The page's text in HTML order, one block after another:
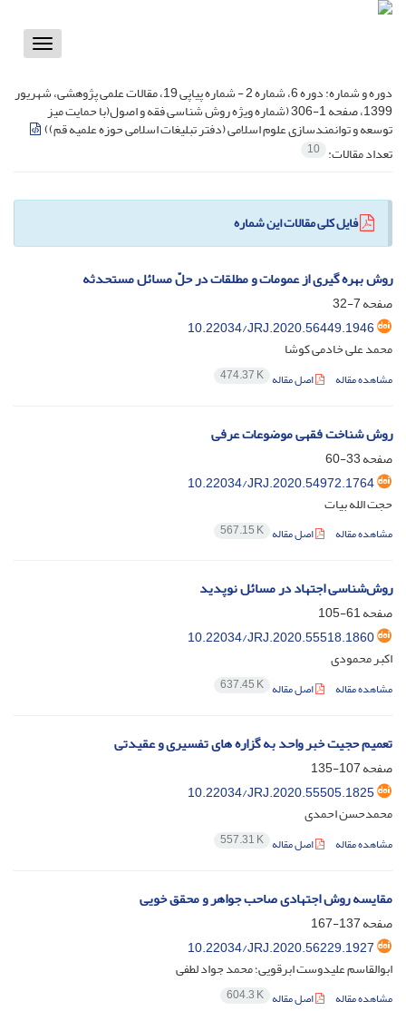
Toggle
دوره و شماره:
دوره 6، شماره 2 - شماره پیاپی 19، مقالات علمی پژوهشی، شهریور
1399، صفحه 1-306 (شماره ویژه روش شناسی فقه و اصول(با حمایت میز
توسعه و توانمندسازی علوم اسلامی (دفتر تبلیغات اسلامی حوزه علمیه قم))
تعداد مقالات: 10
فایل کلی مقالات این شماره
روش بهره گیری از عمومات و مطلقات در حلّ مسائل مستحدثه
صفحه7-32
10.22034/JRJ.2020.56449.1946
محمد علی خادمی کوشا
مشاهده مقاله اصل مقاله 474.37 K
روش شناخت فقهی موضوعات عرفی
صفحه33-60
10.22034/JRJ.2020.54972.1764
حجت الله بیات
مشاهده مقاله اصل مقاله 567.15 K
روش‌شناسی اجتهاد در مسائل نوپدید
صفحه61-105
10.22034/JRJ.2020.55518.1860
اکبر محمودی
مشاهده مقاله اصل مقاله 637.45 K
تعمیم حجیت خبر واحد به گزاره های تفسیری و عقیدتی
صفحه107-135
10.22034/JRJ.2020.55505.1825
محمدحسن احمدی
مشاهده مقاله اصل مقاله 557.31 K
مقایسه روش اجتهادی صاحب جواهر و محقق خویی
صفحه137-167
10.22034/JRJ.2020.56229.1927
ابوالقاسم علیدوست ابرقویی؛ محمد جواد لطفی
مشاهده مقاله اصل مقاله 604.3 K